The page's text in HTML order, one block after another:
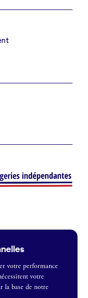
votre performance
votre
la base de notre